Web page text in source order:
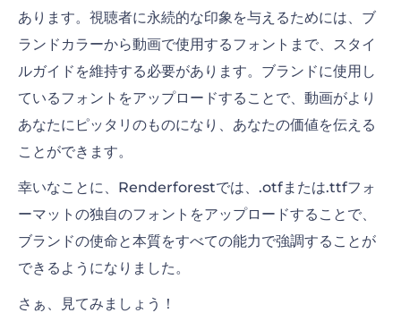
あります。視聴者に永続的な印象を与えるためには、ブ
ランドカラーから動画で使用するフォントまで、スタイ
ルガイドを維持する必要があります。ブランドに使用し
ているフォントをアップロードすることで、動画がより
あなたにピッタリのものになり、あなたの価値を伝える
ことができます。
幸いなことに、Renderforestでは、.otfまたは.ttfフォ
ーマットの独自のフォントをアップロードすることで、
ブランドの使命と本質をすべての能力で強調することが
できるようになりました。
さぁ、見てみましょう！